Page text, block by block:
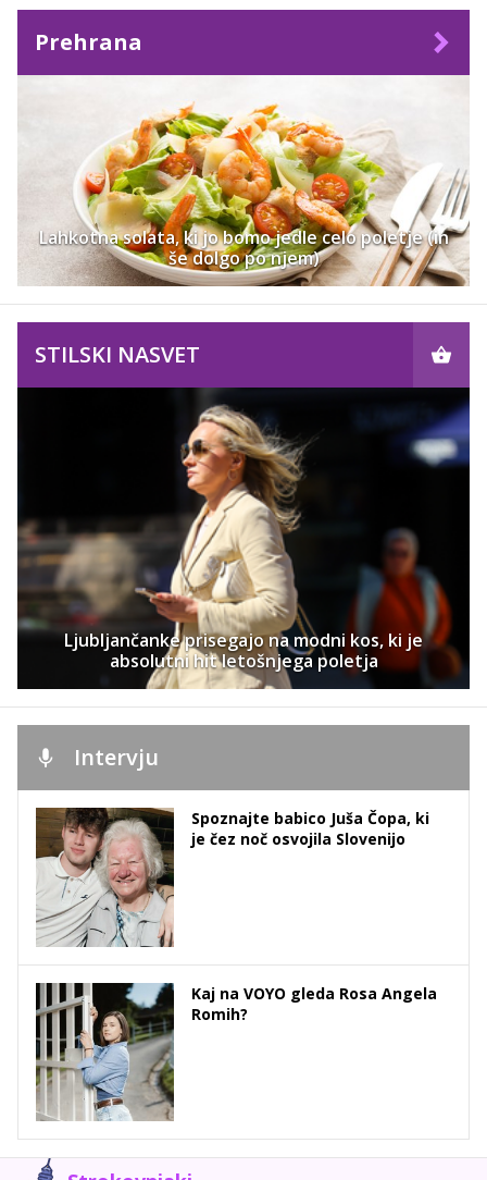
Prehrana
Lahkotna solata, ki jo bomo jedle celo poletje (in
še dolgo po njem)
STILSKI NASVET
Ljubljančanke prisegajo na modni kos, ki je
absolutni hit letošnjega poletja
Intervju
Spoznajte babico Juša Čopa, ki
je čez noč osvojila Slovenijo
Kaj na VOYO gleda Rosa Angela
Romih?